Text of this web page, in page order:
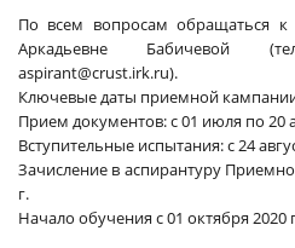
По всем вопросам обращаться к
Аркадьевне Бабичевой
aspirant@crust.irk.ru).
Ключевые даты приемной
Прием документов: с 01 июля по 20
Вступительные испытания: с 24
Зачисление в аспирантуру
г.
Начало обучения с 01 октября 2020